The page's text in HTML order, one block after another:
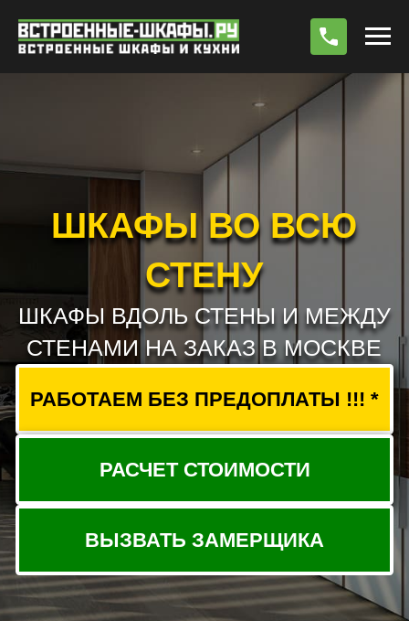
ШКАФЫ ВО ВСЮ
ШКАФЫ ВДОЛЬ СТЕНЫ И МЕЖДУ
СТЕНАМИ НА ЗАКАЗ В МОСКВЕ
РАБОТАЕМ БЕЗ ПРЕДОПЛАТЫ !!! *
РАСЧЕТ СТОИМОСТИ